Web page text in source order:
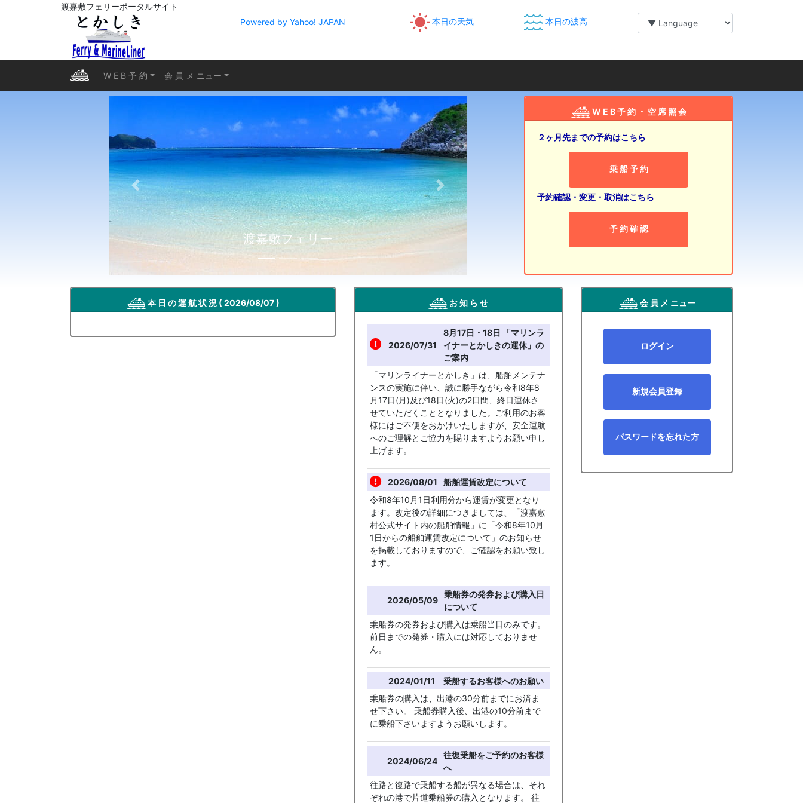
渡嘉敷フェリーポータルサイト
Powered by Yahoo! JAPAN
本日の天気 本日の波高
W E B 予 約 会 員 メ ニュー
渡嘉敷フェリー
前へ 次へ
W E B 予 約 ・ 空 席 照 会
２ヶ月先までの予約はこちら
乗 船 予 約
予約確認・変更・取消はこちら
予 約 確 認
本 日 の 運 航 状 況 ( 2026/08/07 ) お 知 ら せ
2026/07/31
8月17日・18日 「マリンラ
イナーとかしきの運休」の
ご案内
「マリンライナーとかしき」は、船舶メンテナ
ンスの実施に伴い、誠に勝手ながら令和8年8
月17日(月)及び18日(火)の2日間、終日運休さ
せていただくこととなりました。ご利用のお客
様にはご不便をおかけいたしますが、安全運航
へのご理解とご協力を賜りますようお願い申し
上げます。
2026/08/01
船舶運賃改定について
令和8年10月1日利用分から運賃が変更となり
ます。改定後の詳細につきましては、「渡嘉敷
村公式サイト内の船舶情報」に「令和8年10月
1日からの船舶運賃改定について」のお知らせ
を掲載しておりますので、ご確認をお願い致し
ます。
2026/05/09
乗船券の発券および購入日
について
乗船券の発券および購入は乗船当日のみです。
前日までの発券・購入には対応しておりませ
ん。
2024/01/11
乗船するお客様へのお願い
乗船券の購入は、出港の30分前までにお済ま
せ下さい。 乗船券購入後、出港の10分前まで
に乗船下さいますようお願いします。
2024/06/24
往復乗船をご予約のお客様
へ
往路と復路で乗船する船が異なる場合は、それ
ぞれの港で片道乗船券の購入となります。 往
会 員 メ ニュー
ログイン
新規会員登録
パスワードを忘れた方